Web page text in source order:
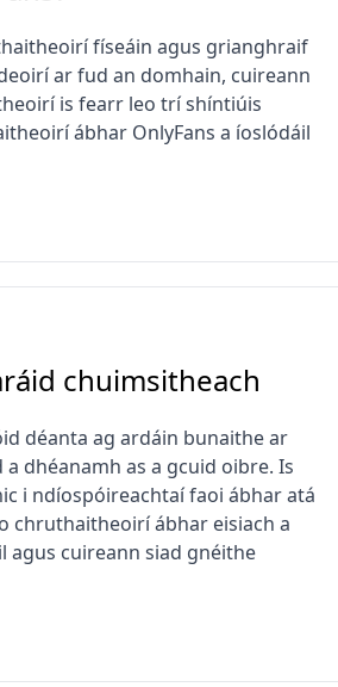
físeáin agus grianghraif
ar fud an domhain, cuireann
is fearr leo trí shíntiúis
ábhar OnlyFans a íoslódáil
chuimsitheach
déanta ag ardáin bunaithe ar
dhéanamh as a gcuid oibre. Is
i ndíospóireachtaí faoi ábhar atá
chruthaitheoirí ábhar eisiach a
cuireann siad gnéithe